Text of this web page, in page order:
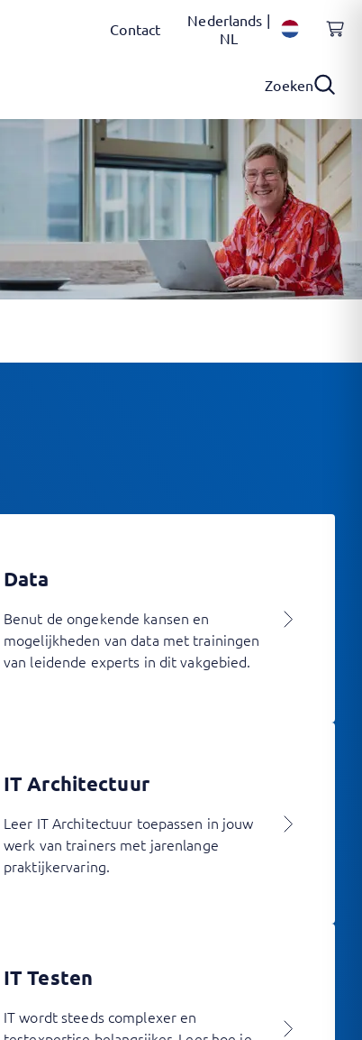
Contact
Nederlands |
NL
Zoeken
Data
Benut de ongekende kansen en
mogelijkheden van data met trainingen
van leidende experts in dit vakgebied.
IT Architectuur
Leer IT Architectuur toepassen in jouw
werk van trainers met jarenlange
praktijkervaring.
IT Testen
IT wordt steeds complexer en